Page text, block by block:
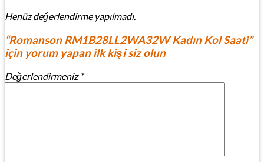
Henüz değerlendirme yapılmadı.
“Romanson RM1B28LL2WA32W Kadın Kol Saati”
için yorum yapan ilk kişi siz olun
Değerlendirmeniz *